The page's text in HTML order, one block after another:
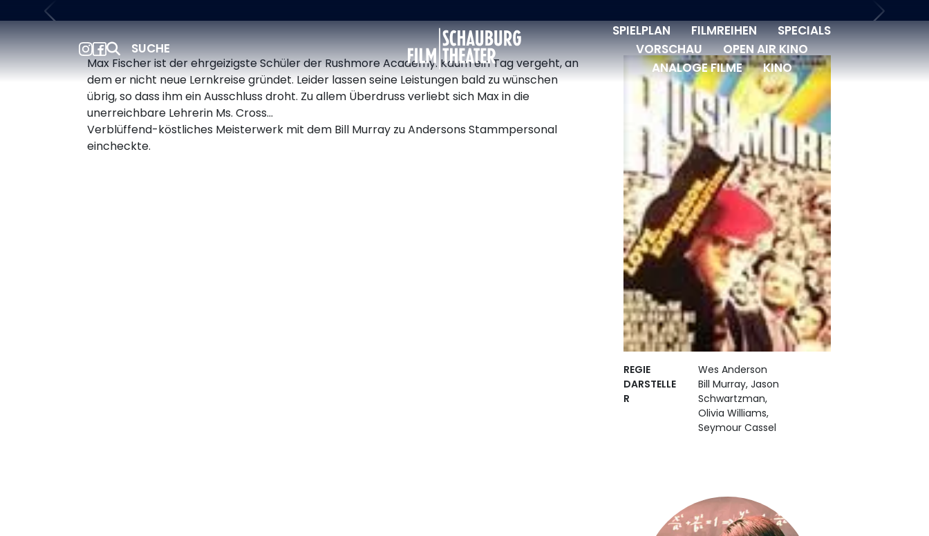
SUCHE
Schauburg SPIELPLAN FILMREIHEN
SPECIALS
VORSCHAU
OPEN AIR KINO
ANALOGE FILME
KINO
Max Fischer ist der ehrgeizigste Schüler der Rushmore Academy. Kaum ein Tag vergeht, an
dem er nicht neue Lernkreise gründet. Leider lassen seine Leistungen bald zu wünschen
übrig, so dass ihm ein Ausschluss droht. Zu allem Überdruss verliebt sich Max in die
unerreichbare Lehrerin Ms. Cross…
Verblüffend-köstliches Meisterwerk mit dem Bill Murray zu Andersons Stammpersonal
eincheckte.
REGIE
Wes Anderson
DARSTELLE
R
Bill Murray, Jason
Schwartzman,
Olivia Williams,
Seymour Cassel